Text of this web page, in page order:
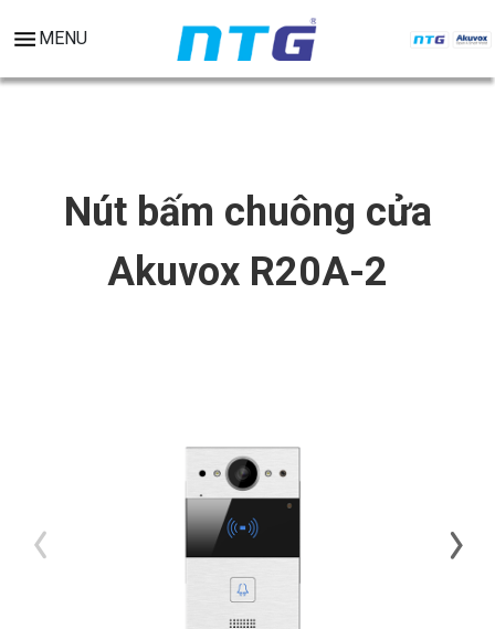
MENU
Nút bấm chuông cửa
Akuvox R20A-2